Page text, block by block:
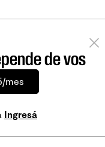
de vos
mes
Ingresá